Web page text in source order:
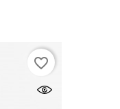
favorite_border